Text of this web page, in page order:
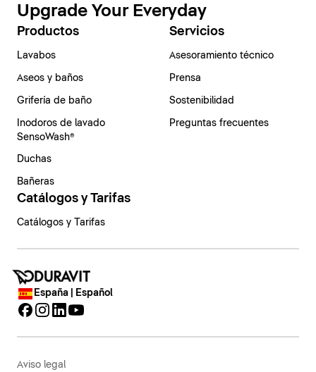
Upgrade Your Everyday
Productos
Lavabos
Aseos y baños
Grifería de baño
Inodoros de lavado
SensoWash®
Duchas
Bañeras
Servicios
Asesoramiento técnico
Prensa
Sostenibilidad
Preguntas frecuentes
Catálogos y Tarifas
Catálogos y Tarifas
España | Español
Aviso legal